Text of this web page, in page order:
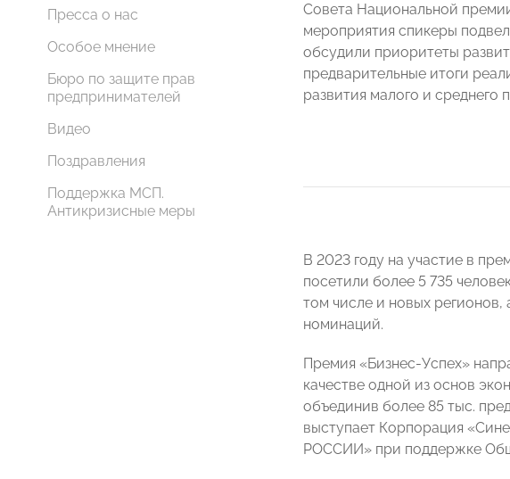
Пресса о нас
Особое мнение
Бюро по защите прав
предпринимателей
Видео
Поздравления
Поддержка МСП.
Антикризисные меры
Совета Национальной
мероприятия спикеры
обсудили приоритеты
предварительные итоги
развития малого и среднего
В 2023 году на участие в
посетили более 5 735
том числе и новых
номинаций.
Премия «Бизнес-Успех»
качестве одной из основ
объединив более 85 тыс.
выступает Корпорация
РОССИИ» при поддержке